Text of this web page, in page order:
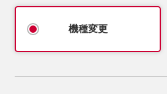
機種変更